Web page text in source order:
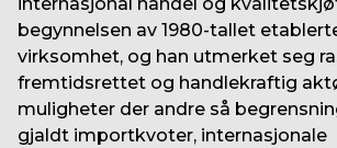
begynnelsen av 1980-tallet
virksomhet, og han utmerket seg
fremtidsrettet og handlekraftig
muligheter der andre så
gjaldt importkvoter, internasjonale